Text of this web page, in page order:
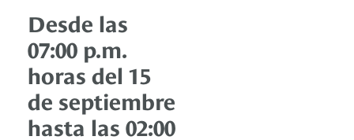
Desde las
07:00 p.m.
horas del 15
de septiembre
hasta las 02:00